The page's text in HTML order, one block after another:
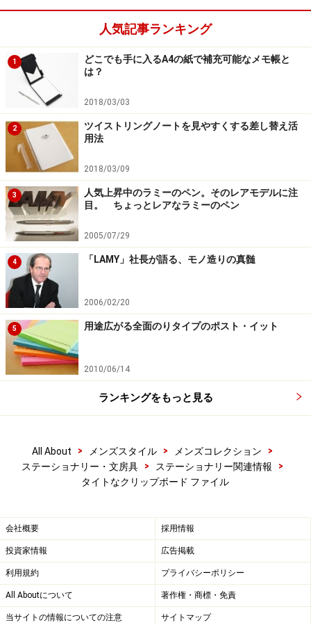
応しくない。用途としては、たとえばクライアントとの
最終契約の場面で使うのが合っていると思う。
凛とした雰囲気漂うクリップボード＆ファイルだ
ファイルスペースに契約書を忍ばせておいて、いざ契約
書にサインとなれば、そこから契約書を取り出しクリッ
プボードに差し込み、ペンとともに差し出す。
こんな使い方がさまになると思う。
カラーバリエーションは、ブラック、レッド、クリームの3
色
■関連リンク
※記事内容は執筆時点のものです。最新の内容をご確認くださ
い。
人気記事ランキング
1
どこでも手に入るA4の紙で補充可能なメモ帳と
は？
2018/03/03
2
ツイストリングノートを見やすくする差し替え活
用法
2018/03/09
3
人気上昇中のラミーのペン。そのレアモデルに注
目。 ちょっとレアなラミーのペン
2005/07/29
4 「LAMY」社長が語る、モノ造りの真髄
2006/02/20
5 用途広がる全面のりタイプのポスト・イット
2010/06/14
ランキングをもっと見る
All About > メンズスタイル > メンズコレクション
>
ステーショナリー・文房具
> ステーショナリー関連情報
>
タイトなクリップボード ファイル
会社概要 採用情報
投資家情報 広告掲載
利用規約 プライバシーポリシー
All Aboutについて 著作権・商標・免責
当サイトの情報についての注意 サイトマップ